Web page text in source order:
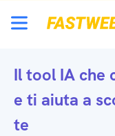
Il tool IA che
e ti aiuta a
te